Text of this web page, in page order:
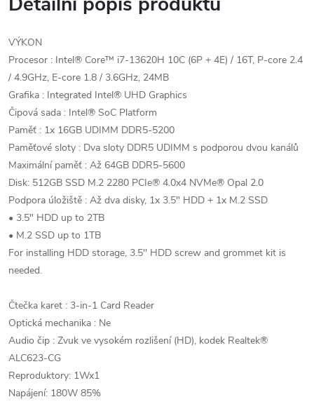
VÝKON
Procesor : Intel® Core™ i7-13620H 10C (6P + 4E) / 16T, P-core 2.4
/ 4.9GHz, E-core 1.8 / 3.6GHz, 24MB
Grafika : Integrated Intel® UHD Graphics
Čipová sada : Intel® SoC Platform
Paměť : 1x 16GB UDIMM DDR5-5200
Paměťové sloty : Dva sloty DDR5 UDIMM s podporou dvou kanálů
Maximální paměť : Až 64GB DDR5-5600
Disk: 512GB SSD M.2 2280 PCIe® 4.0x4 NVMe® Opal 2.0
Podpora úložiště : Až dva disky, 1x 3.5" HDD + 1x M.2 SSD
• 3.5" HDD up to 2TB
• M.2 SSD up to 1TB
For installing HDD storage, 3.5'' HDD screw and grommet kit is
needed.
Čtečka karet : 3-in-1 Card Reader
Optická mechanika : Ne
Audio čip : Zvuk ve vysokém rozlišení (HD), kodek Realtek®
ALC623-CG
Reproduktory: 1Wx1
Napájení: 180W 85%